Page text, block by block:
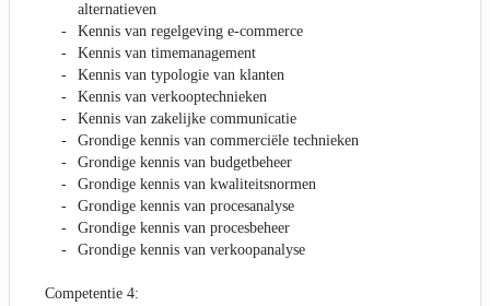
alternatieven
Kennis van regelgeving e-commerce
Kennis van timemanagement
Kennis van typologie van klanten
Kennis van verkooptechnieken
Kennis van zakelijke communicatie
Grondige kennis van commerciële technieken
Grondige kennis van budgetbeheer
Grondige kennis van kwaliteitsnormen
Grondige kennis van procesanalyse
Grondige kennis van procesbeheer
Grondige kennis van verkoopanalyse
Competentie 4: